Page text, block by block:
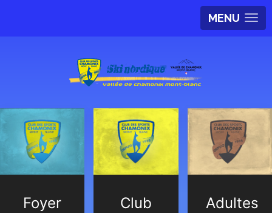
MENU
Foyer Club Adultes